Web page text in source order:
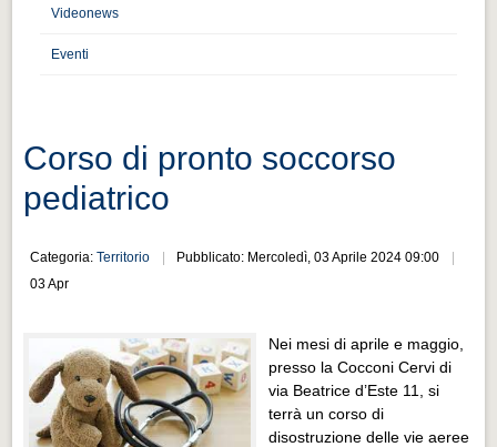
Distretto industriale
Muoversi a Vigevano
Cultura e turismo 4.0
PROGETTI
Progetti Aperti
Progetti Realizzati
Progetti Realizzati
EVENTI
Videonews
Eventi
Corso di pronto soccorso
pediatrico
Categoria:Territorio
Pubblicato: Mercoledì, 03 Aprile 2024 09:00
03 Apr
Nei mesi di aprile e maggio,
presso la Cocconi Cervi di
via Beatrice d’Este 11, si
terrà un corso di
disostruzione delle vie aeree